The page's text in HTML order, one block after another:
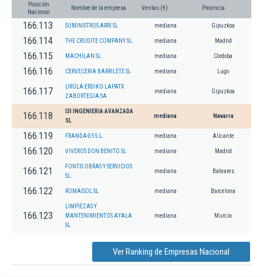
Posición
Nacional
Nombre de la empresa Ventas (€) Provincia
166.113 SUMINISTROS ARRI SL mediana Gipuzkoa
166.114 THE CRUDITE COMPANY SL. mediana Madrid
166.115 MACHILAN SL mediana Córdoba
166.116 CERVECERIA BARRILETE SL mediana Lugo
166.117
UROLA-ERDIKO LAPATX
ZABORTEGIA SA
mediana Gipuzkoa
166.118
I3I INGENIERIA AVANZADA
SL
mediana Navarra
166.119 FRANDA-05 S.L. mediana Alicante
166.120 VIVEROS DON BENITO SL mediana Madrid
166.121
FONTIS OBRAS Y SERVICIOS
SL.
mediana Baleares
166.122 ROMAISOL SL mediana Barcelona
166.123
LIMPIEZAS Y
MANTENIMIENTOS AYALA
SL
mediana Murcia
Ver Ranking de Empresas Nacional